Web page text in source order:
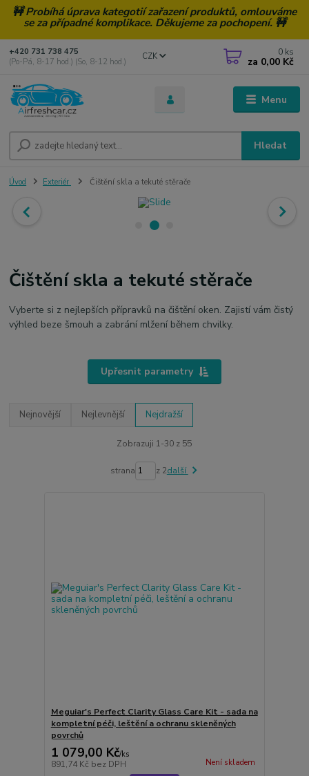
🚧 Probíhá úprava kategotií zařazení produktů, omlouváme
se za případné komplikace. Děkujeme za pochopení. 🚧
Menu
CZK
Hledat
+420 731 738 475
(Po-Pá, 8-17 hod.) (So, 8-12 hod.)
0 ks
za 0,00 Kč
Úvod Exteriér Čištění skla a tekuté stěrače
Čištění skla a tekuté stěrače
Vyberte si z nejlepších přípravků na čištění oken. Zajistí vám čistý
výhled beze šmouh a zabrání mlžení během chvilky.
Upřesnit parametry
Nejnovější Nejlevnější Nejdražší
Zobrazuji 1-30 z 55
strana z 2další
Meguiar's Perfect Clarity Glass Care Kit - sada na
kompletní péči, leštění a ochranu skleněných
povrchů
1 079,00 Kč/ks
891,74 Kč bez DPH Není skladem